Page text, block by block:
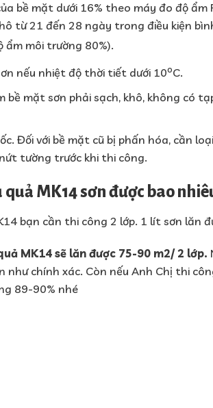
bề mặt dưới 16% theo máy đo độ
từ 21 đến 28 ngày trong điều kiện
ẩm môi trường 80%).
nếu nhiệt độ thời tiết dưới 10oC.
bề mặt sơn phải sạch, khô, không có
Đối với bề mặt cũ bị phấn hóa, cần
tường trước khi thi công.
MK14 sơn được bao
bạn cần thi công 2 lớp. 1 lít sơn lăn
MK14 sẽ lăn được 75-90 m2/ 2 lớp.
chính xác. Còn nếu Anh Chị thi
89-90% nhé